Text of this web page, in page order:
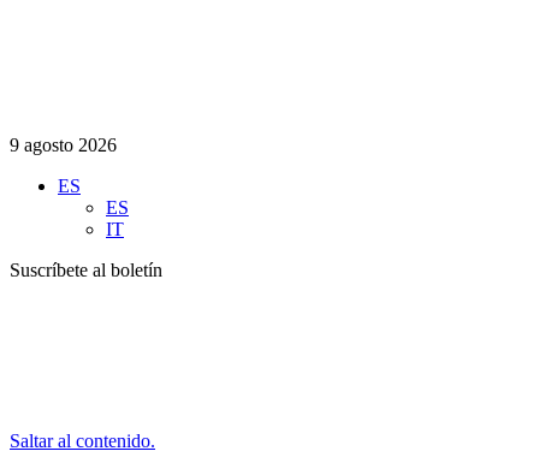
9 agosto 2026
ES
ES
IT
Suscríbete al boletín
Saltar al contenido.